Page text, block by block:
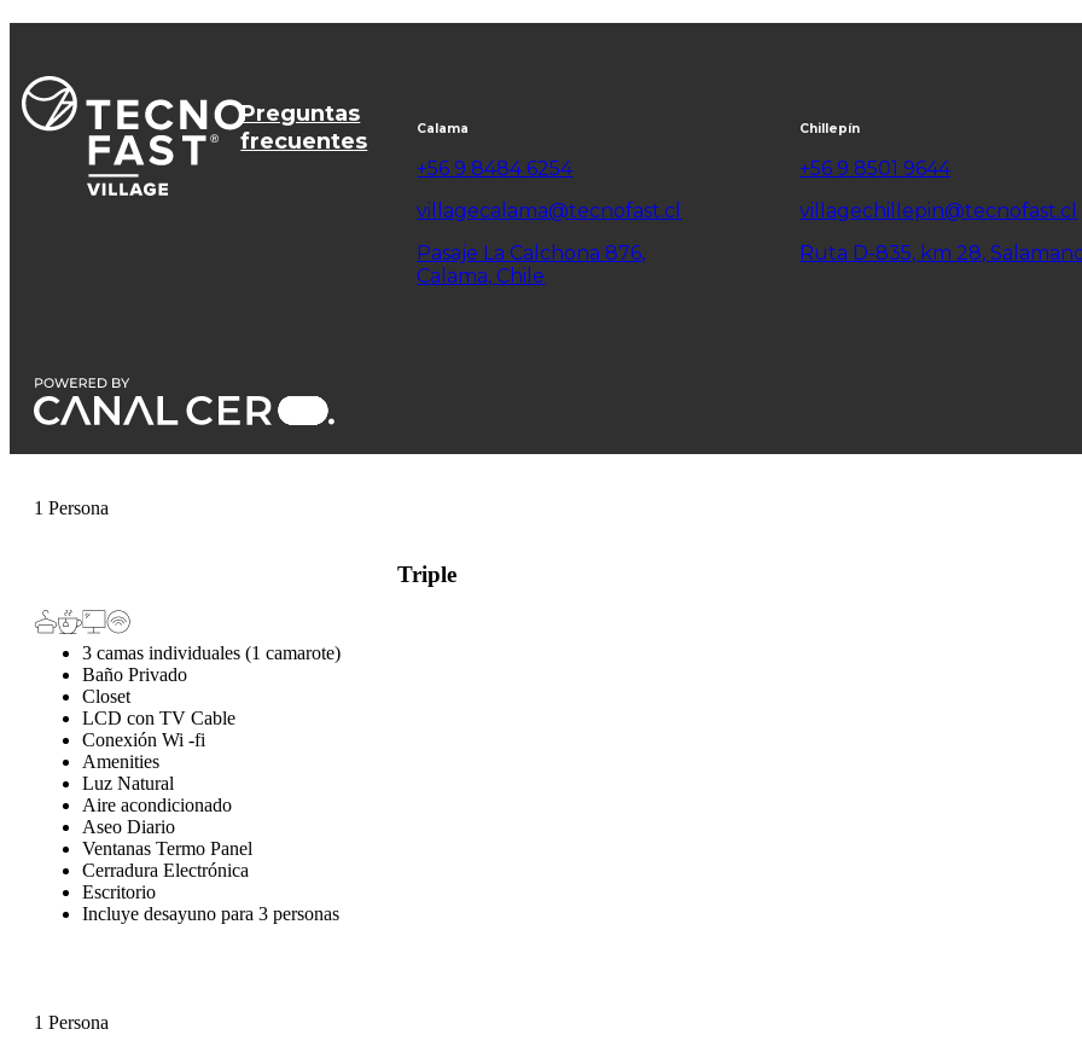
Preguntas
frecuentes
Calama
+56 9 8484 6254
villagecalama@tecnofast.cl
Pasaje La Calchona 876,
Calama, Chile
Chillepín
+56 9 8501 9644
villagechillepin@tecnofast.cl
Ruta D-835, km 28,
1 Persona
Triple
3 camas individuales (1 camarote)
Baño Privado
Closet
LCD con TV Cable
Conexión Wi -fi
Amenities
Luz Natural
Aire acondicionado
Aseo Diario
Ventanas Termo Panel
Cerradura Electrónica
Escritorio
Incluye desayuno para 3 personas
1 Persona